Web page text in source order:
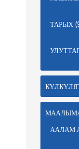
ТАРЫХ
ААЛАМ